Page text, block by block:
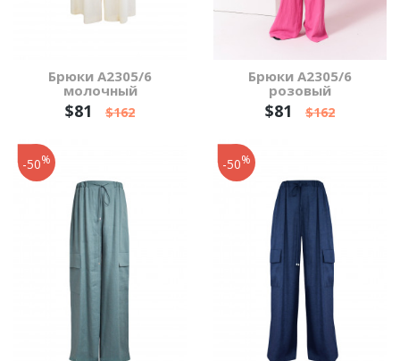
Брюки А2305/6
молочный
$81 $162
Брюки А2305/6
розовый
$81 $162
-50% -50%